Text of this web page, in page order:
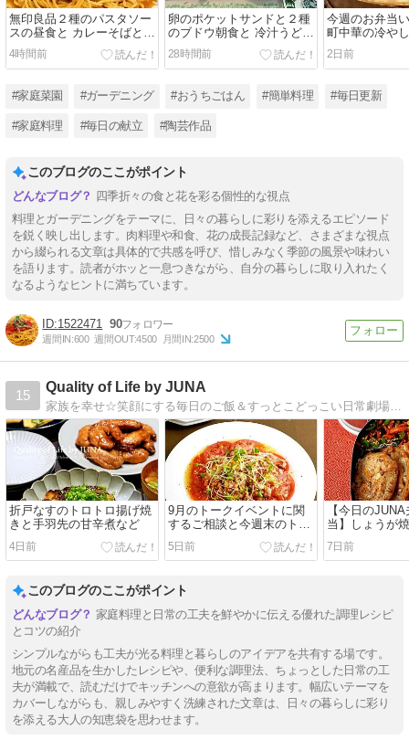
無印良品２種のパスタソー
スの昼食と カレーそばと羽
根つき餃子の晩ご飯♪
4時間前
卵のポケットサンドと２種
のブドウ朝食と 冷汁うどん
の昼食♪
28時間前
今週のお弁当
町中華の冷や
2日前
#家庭菜園 #ガーデニング #おうちごはん #簡単料理 #毎日更新
#家庭料理 #毎日の献立 #陶芸作品
このブログのここがポイント
四季折々の食と花を彩る個性的な視点
料理とガーデニングをテーマに、日々の暮らしに彩りを添えるエピソード
を鋭く映し出します。肉料理や和食、花の成長記録など、さまざまな視点
から綴られる文章は具体的で共感を呼び、惜しみなく季節の風景や味わい
を語ります。読者がホッと一息つきながら、自分の暮らしに取り入れたく
なるようなヒントに満ちています。
1522471 90
週間IN:600 週間OUT:4500 月間IN:2500
15
Quality of Life by JUNA
家族を幸せ☆笑顔にする毎日のご飯＆すっとこどっこい日常劇場！『JUNAさんのいつもの材料で満足弁当』『JUNAさんの最強で最愛の家ハンバーグ』発売中。
折戸なすのトロトロ揚げ焼
きと手羽先の甘辛煮など
4日前
9月のトークイベントに関
するご相談と今週末のトー
クライブのお知らせ／冷や
しトマトのオニオンベーコ
5日前
【今日の
当】しょうが
スノービュー
やっとお迎え
7日前
このブログのここがポイント
家庭料理と日常の工夫を鮮やかに伝える優れた調理レシピ
とコツの紹介
シンプルながらも工夫が光る料理と暮らしのアイデアを共有する場です。
地元の名産品を生かしたレシピや、便利な調理法、ちょっとした日常の工
夫が満載で、読むだけでキッチンへの意欲が高まります。幅広いテーマを
カバーしながらも、親しみやすく洗練された文章は、日々の暮らしに彩り
を添える大人の知恵袋を思わせます。